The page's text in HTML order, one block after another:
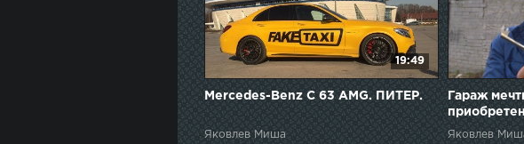
19:49
Mercedes-Benz C 63 AMG. ПИТЕР.
Яковлев Миша
Гараж
Яковлев